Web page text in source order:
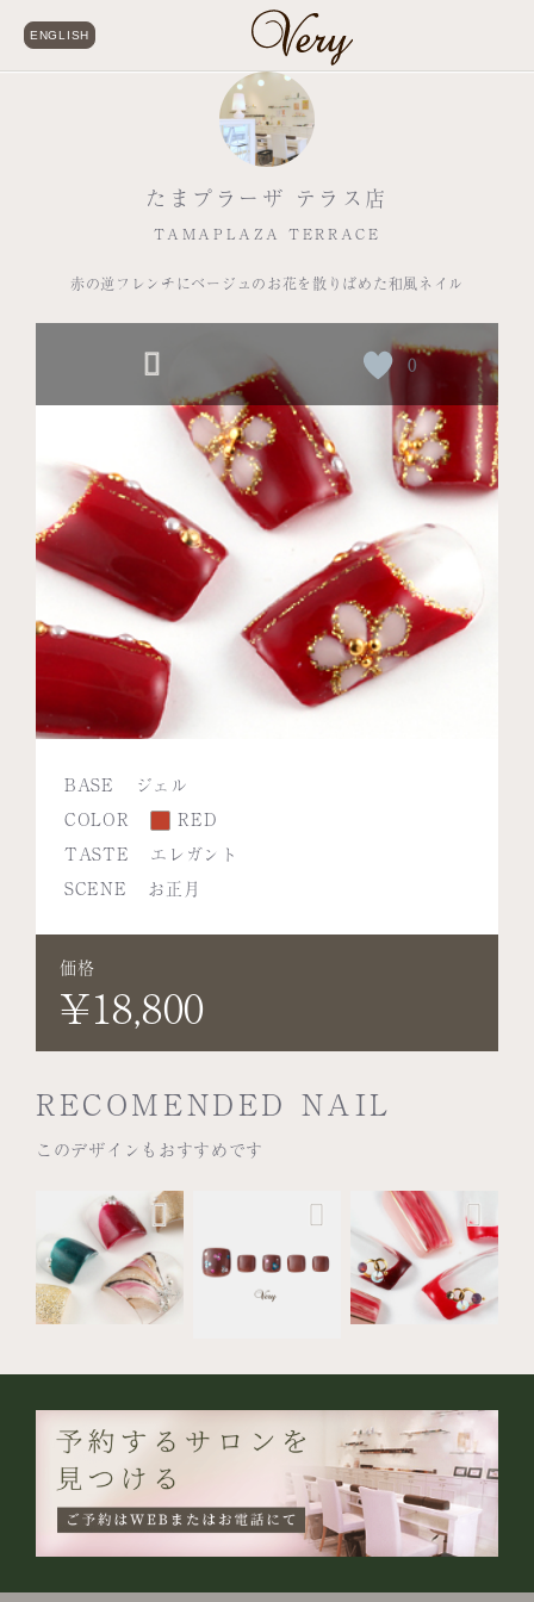
ENGLISH
たまプラーザ テラス店
TAMAPLAZA TERRACE
赤の逆フレンチにベージュのお花を散りばめた和風ネイル
BASE
ジェル
COLOR
RED
TASTE
エレガント
SCENE
お正月
価格
¥18,800
0
RECOMENDED NAIL
このデザインもおすすめです